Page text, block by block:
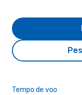
Tempo de voo